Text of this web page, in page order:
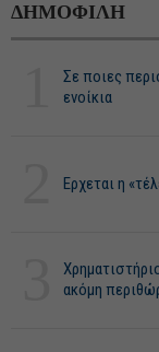
ΔΗΜΟΦΙΛΗ
Σε ποιες
ενοίκια
Ερχεται η
ακόμη